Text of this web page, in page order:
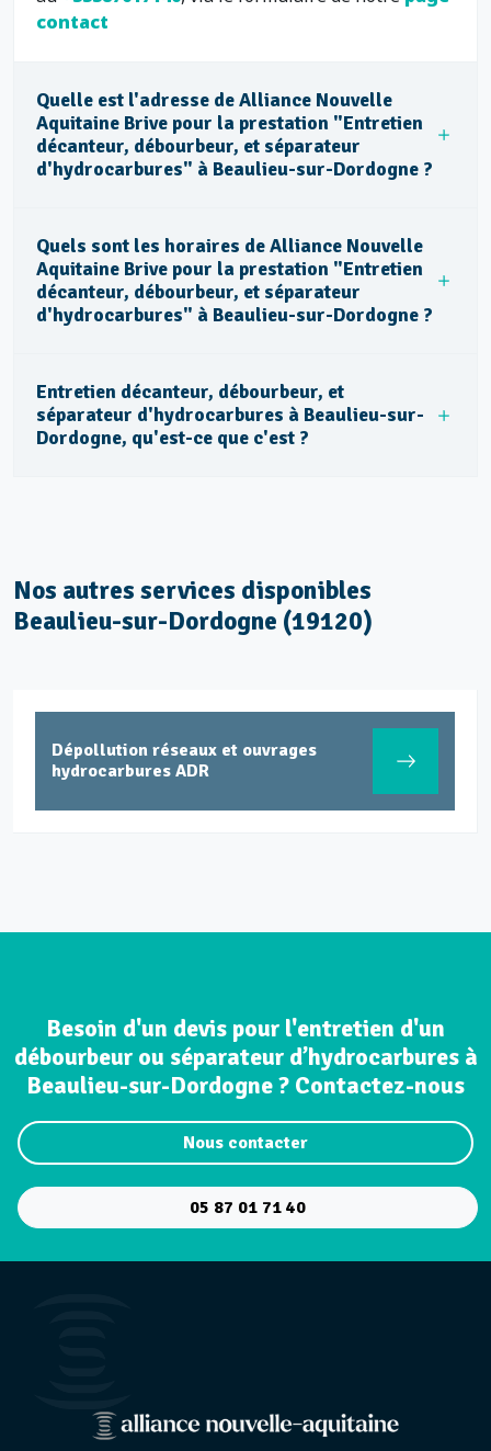
contact
Quelle est l'adresse de Alliance Nouvelle
Aquitaine Brive pour la prestation "Entretien
décanteur, débourbeur, et séparateur
d'hydrocarbures" à Beaulieu-sur-Dordogne ?
Quels sont les horaires de Alliance Nouvelle
Aquitaine Brive pour la prestation "Entretien
décanteur, débourbeur, et séparateur
d'hydrocarbures" à Beaulieu-sur-Dordogne ?
Entretien décanteur, débourbeur, et
séparateur d'hydrocarbures à Beaulieu-sur-
Dordogne, qu'est-ce que c'est ?
Nos autres services disponibles
Beaulieu-sur-Dordogne (19120)
Dépollution réseaux et ouvrages
hydrocarbures ADR
Besoin d'un devis pour l'entretien d'un
débourbeur ou séparateur d’hydrocarbures à
Beaulieu-sur-Dordogne ? Contactez-nous
Nous contacter
05 87 01 71 40